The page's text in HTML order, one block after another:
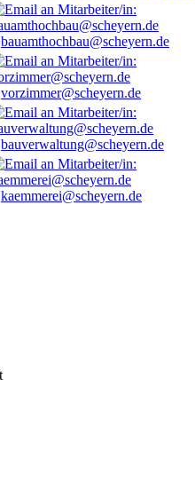
bauamthochbau@scheyern.de
vorzimmer@scheyern.de
bauverwaltung@scheyern.de
kaemmerei@scheyern.de